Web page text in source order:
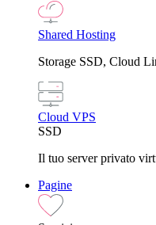
Shared Hosting
Storage SSD, Cloud
Cloud VPS
SSD
Il tuo server privato
Pagine